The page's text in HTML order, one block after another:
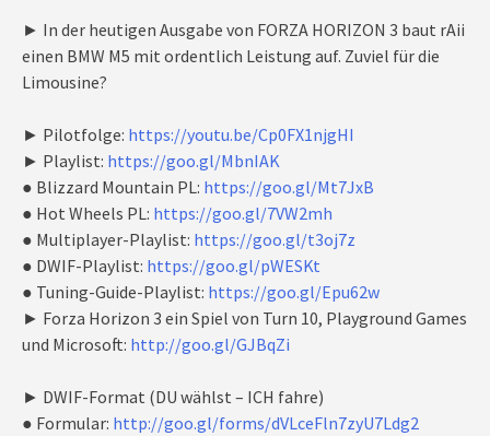
► In der heutigen Ausgabe von FORZA HORIZON 3 baut rAii
einen BMW M5 mit ordentlich Leistung auf. Zuviel für die
Limousine?
► Pilotfolge: https://youtu.be/Cp0FX1njgHI
► Playlist: https://goo.gl/MbnIAK
● Blizzard Mountain PL: https://goo.gl/Mt7JxB
● Hot Wheels PL: https://goo.gl/7VW2mh
● Multiplayer-Playlist: https://goo.gl/t3oj7z
● DWIF-Playlist: https://goo.gl/pWESKt
● Tuning-Guide-Playlist: https://goo.gl/Epu62w
► Forza Horizon 3 ein Spiel von Turn 10, Playground Games
und Microsoft: http://goo.gl/GJBqZi
► DWIF-Format (DU wählst – ICH fahre)
● Formular: http://goo.gl/forms/dVLceFln7zyU7Ldg2